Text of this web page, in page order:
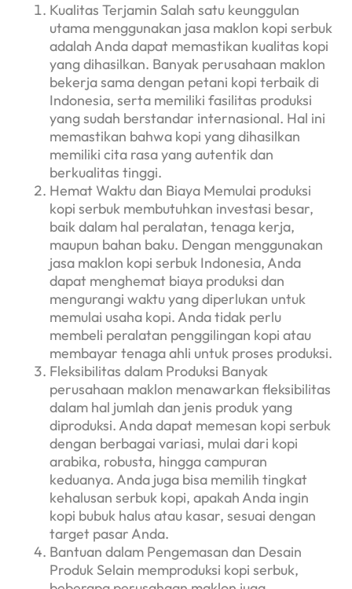
Kualitas Terjamin Salah satu keunggulan
utama menggunakan jasa maklon kopi serbuk
adalah Anda dapat memastikan kualitas kopi
yang dihasilkan. Banyak perusahaan maklon
bekerja sama dengan petani kopi terbaik di
Indonesia, serta memiliki fasilitas produksi
yang sudah berstandar internasional. Hal ini
memastikan bahwa kopi yang dihasilkan
memiliki cita rasa yang autentik dan
berkualitas tinggi.
Hemat Waktu dan Biaya Memulai produksi
kopi serbuk membutuhkan investasi besar,
baik dalam hal peralatan, tenaga kerja,
maupun bahan baku. Dengan menggunakan
jasa maklon kopi serbuk Indonesia, Anda
dapat menghemat biaya produksi dan
mengurangi waktu yang diperlukan untuk
memulai usaha kopi. Anda tidak perlu
membeli peralatan penggilingan kopi atau
membayar tenaga ahli untuk proses produksi.
Fleksibilitas dalam Produksi Banyak
perusahaan maklon menawarkan fleksibilitas
dalam hal jumlah dan jenis produk yang
diproduksi. Anda dapat memesan kopi serbuk
dengan berbagai variasi, mulai dari kopi
arabika, robusta, hingga campuran
keduanya. Anda juga bisa memilih tingkat
kehalusan serbuk kopi, apakah Anda ingin
kopi bubuk halus atau kasar, sesuai dengan
target pasar Anda.
Bantuan dalam Pengemasan dan Desain
Produk Selain memproduksi kopi serbuk,